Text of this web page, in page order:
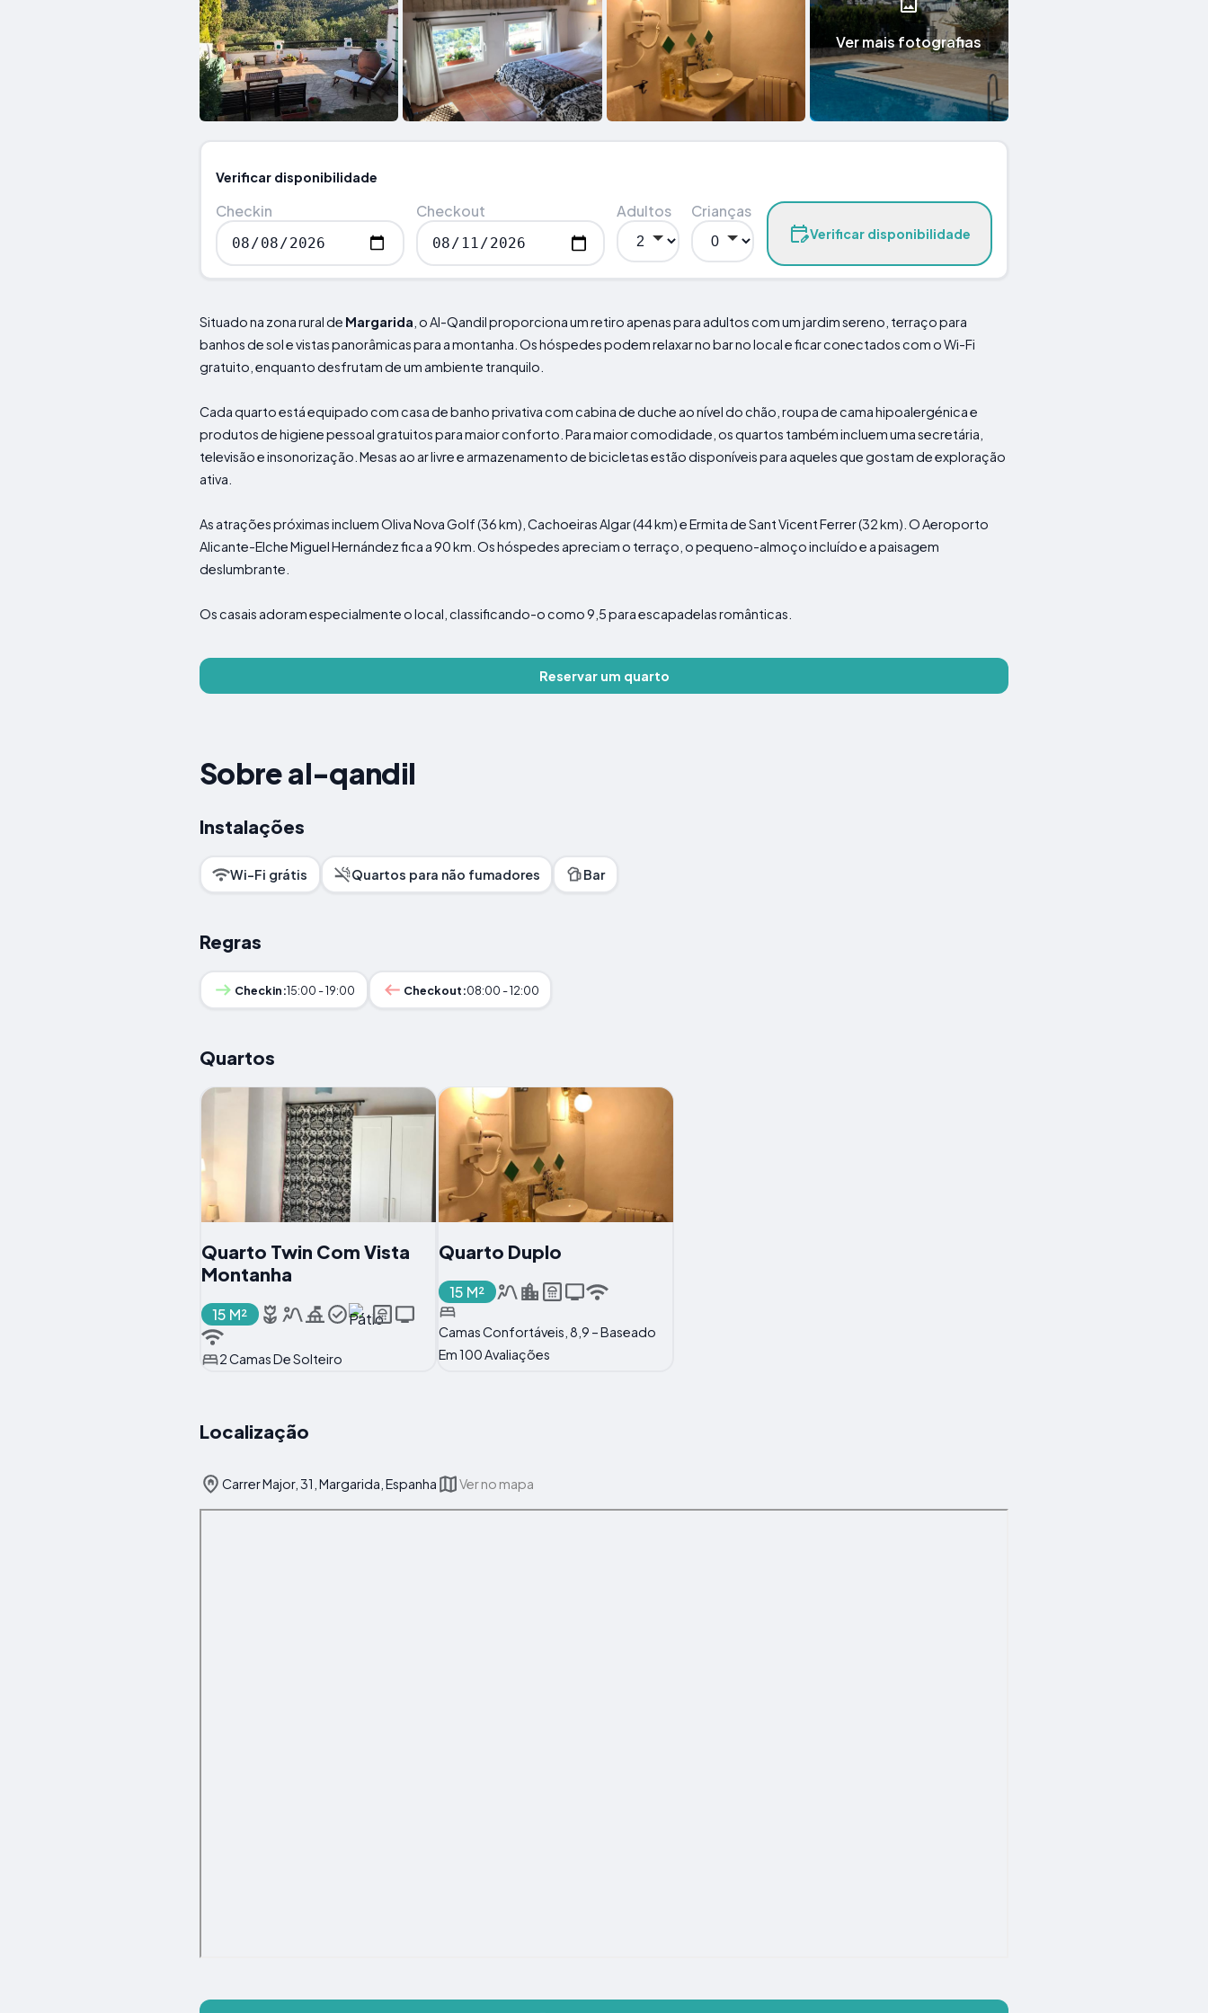
Ver mais fotografias
Verificar disponibilidade
Checkin Checkout Adultos Crianças
Verificar disponibilidade
Situado na zona rural de Margarida , o Al-Qandil proporciona um retiro apenas para adultos com um jardim sereno, terraço para
banhos de sol e vistas panorâmicas para a montanha. Os hóspedes podem relaxar no bar no local e ficar conectados com o Wi-Fi
gratuito, enquanto desfrutam de um ambiente tranquilo.
Cada quarto está equipado com casa de banho privativa com cabina de duche ao nível do chão, roupa de cama hipoalergénica e
produtos de higiene pessoal gratuitos para maior conforto. Para maior comodidade, os quartos também incluem uma secretária,
televisão e insonorização. Mesas ao ar livre e armazenamento de bicicletas estão disponíveis para aqueles que gostam de exploração
ativa.
As atrações próximas incluem Oliva Nova Golf (36 km), Cachoeiras Algar (44 km) e Ermita de Sant Vicent Ferrer (32 km). O Aeroporto
Alicante-Elche Miguel Hernández fica a 90 km. Os hóspedes apreciam o terraço, o pequeno-almoço incluído e a paisagem
deslumbrante.
Os casais adoram especialmente o local, classificando-o como 9,5 para escapadelas românticas.
Reservar um quarto
Sobre al-qandil
Instalações
Wi-Fi grátis Quartos para não fumadores Bar
Regras
Checkin:15:00 - 19:00 Checkout:08:00 - 12:00
Quartos
Quarto Twin Com Vista
Montanha
15 M²
2 Camas De Solteiro
Quarto Duplo
15 M²
Camas Confortáveis, 8,9 – Baseado
Em 100 Avaliações
Localização
Carrer Major, 31, Margarida, Espanha Ver no mapa